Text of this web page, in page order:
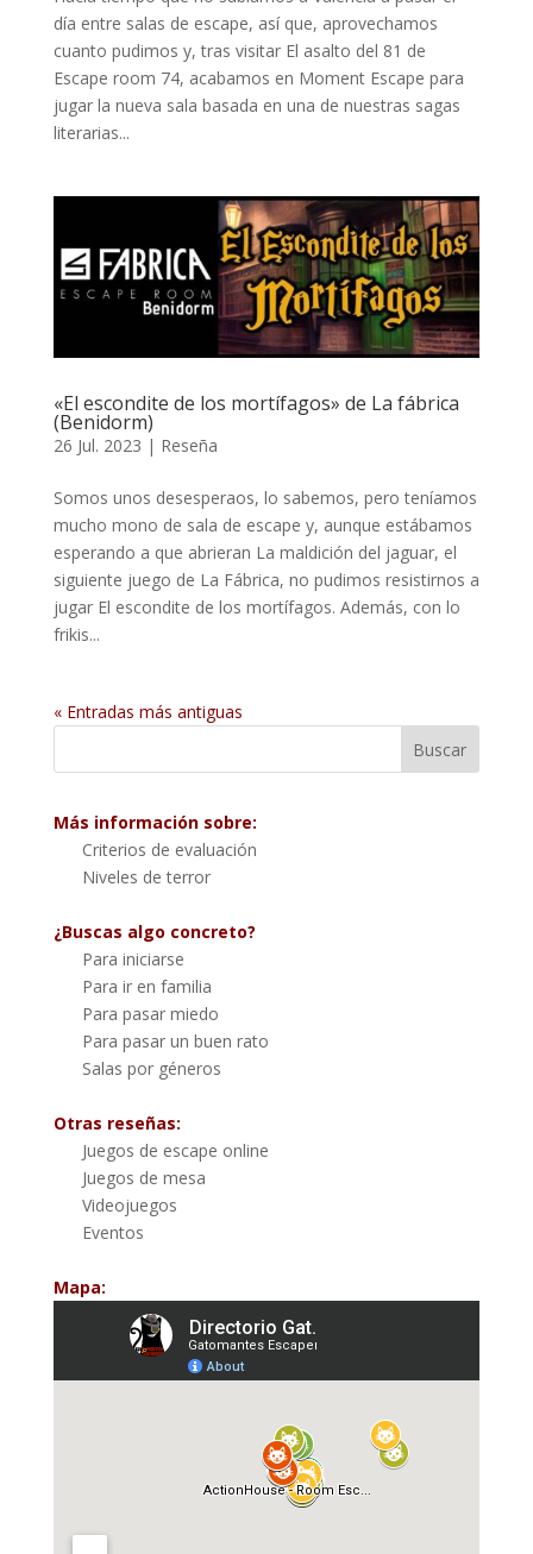
día entre salas de escape, así que, aprovechamos
cuanto pudimos y, tras visitar El asalto del 81 de
Escape room 74, acabamos en Moment Escape para
jugar la nueva sala basada en una de nuestras sagas
literarias...
«El escondite de los mortífagos» de La fábrica
(Benidorm)
26 Jul. 2023 | Reseña
Somos unos desesperaos, lo sabemos, pero teníamos
mucho mono de sala de escape y, aunque estábamos
esperando a que abrieran La maldición del jaguar, el
siguiente juego de La Fábrica, no pudimos resistirnos a
jugar El escondite de los mortífagos. Además, con lo
frikis...
« Entradas más antiguas
Más información sobre:
Criterios de evaluación
Niveles de terror
¿Buscas algo concreto?
Para iniciarse
Para ir en familia
Para pasar miedo
Para pasar un buen rato
Salas por géneros
Otras reseñas:
Juegos de escape online
Juegos de mesa
Videojuegos
Eventos
Mapa: